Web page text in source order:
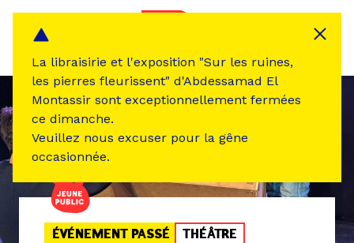
ÉVÉNEMENT PASSÉ THÉÂTRE
La libraisirie et l'exposition "Sur les ruines,
les pierres fleurissent" d'Abdessamad El
Montassir sont exceptionnellement fermées
ce dimanche.
Veuillez nous excuser pour la gêne
occasionnée.
Panneau de gestion des cookies